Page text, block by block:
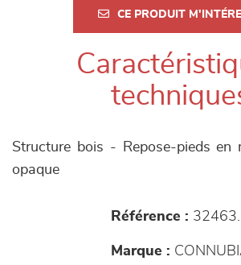
CE PRODUIT
Structure bois - Repose-pieds en
opaque
Référence :
Marque :